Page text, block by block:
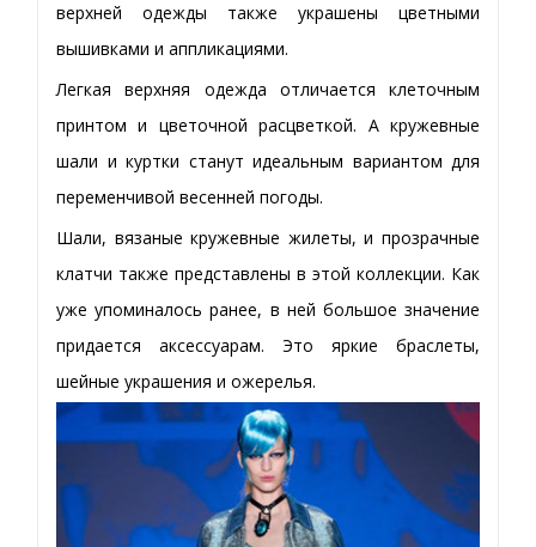
верхней одежды также украшены цветными
вышивками и аппликациями.
Легкая верхняя одежда отличается клеточным
принтом и цветочной расцветкой. А кружевные
шали и куртки станут идеальным вариантом для
переменчивой весенней погоды.
Шали, вязаные кружевные жилеты, и прозрачные
клатчи также представлены в этой коллекции. Как
уже упоминалось ранее, в ней большое значение
придается аксессуарам. Это яркие браслеты,
шейные украшения и ожерелья.